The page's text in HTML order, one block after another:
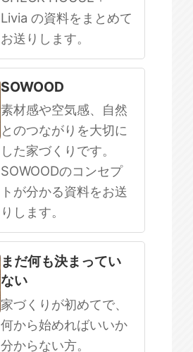
Livia の資料をまとめて
お送りします。
SOWOOD
素材感や空気感、自然
とのつながりを大切に
した家づくりです。
SOWOODのコンセプ
トが分かる資料をお送
りします。
まだ何も決まってい
ない
家づくりが初めてで、
何から始めればいいか
分からない方。